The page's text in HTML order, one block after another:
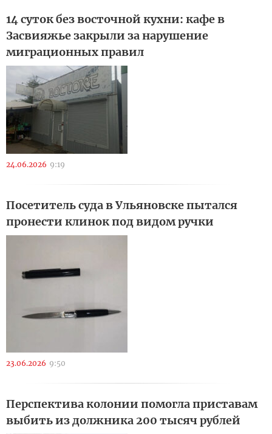
14 суток без восточной кухни: кафе в
Засвияжье закрыли за нарушение
миграционных правил
24.06.2026 9:19
Посетитель суда в Ульяновске пытался
пронести клинок под видом ручки
23.06.2026 9:50
Перспектива колонии помогла приставам
выбить из должника 200 тысяч рублей